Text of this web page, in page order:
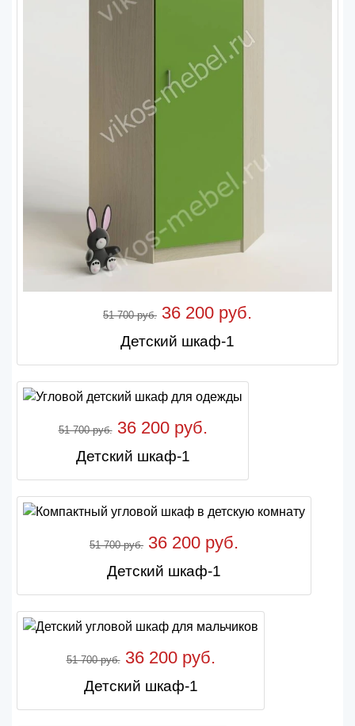
51 700 руб. 36 200 руб.
Детский шкаф-1
51 700 руб.36 200 руб.
Детский шкаф-1
51 700 руб. 36 200 руб.
Детский шкаф-1
51 700 руб.36 200 руб.
Детский шкаф-1